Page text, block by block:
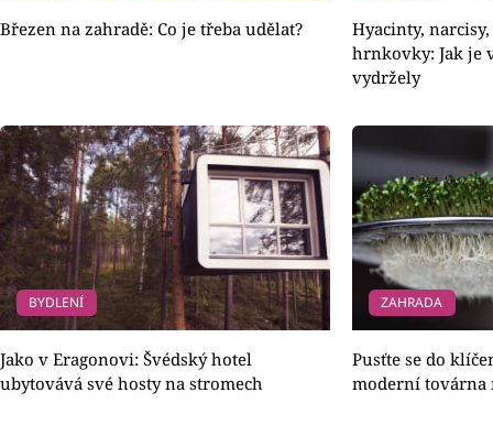
Březen na zahradě: Co je třeba udělat?
Hyacinty,
hrnkovky: Jak je
vydržely
BYDLENÍ
Jako v Eragonovi: Švédský hotel
ubytovává své hosty na stromech
ZAHRADA
Pusťte se do
moderní továrna